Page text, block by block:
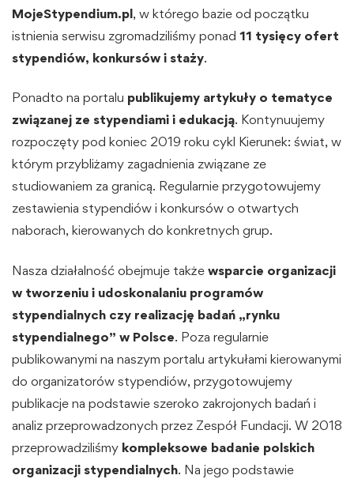
MojeStypendium.pl, w którego bazie od początku
istnienia serwisu zgromadziliśmy ponad 11 tysięcy ofert
stypendiów, konkursów i staży.
Ponadto na portalu publikujemy artykuły o tematyce
związanej ze stypendiami i edukacją. Kontynuujemy
rozpoczęty pod koniec 2019 roku cykl Kierunek: świat, w
którym przybliżamy zagadnienia związane ze
studiowaniem za granicą. Regularnie przygotowujemy
zestawienia stypendiów i konkursów o otwartych
naborach, kierowanych do konkretnych grup.
Nasza działalność obejmuje także wsparcie organizacji
w tworzeniu i udoskonalaniu programów
stypendialnych czy realizację badań „rynku
stypendialnego” w Polsce. Poza regularnie
publikowanymi na naszym portalu artykułami kierowanymi
do organizatorów stypendiów, przygotowujemy
publikacje na podstawie szeroko zakrojonych badań i
analiz przeprowadzonych przez Zespół Fundacji. W 2018
przeprowadziliśmy kompleksowe badanie polskich
organizacji stypendialnych. Na jego podstawie